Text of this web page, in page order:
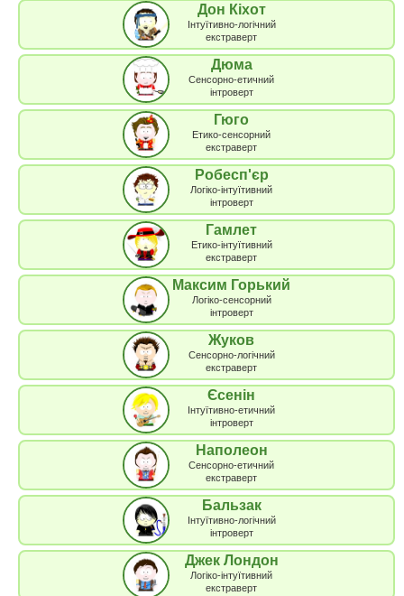
Дон Кіхот
Інтуїтивно-логічний
екстраверт
Дюма
Сенсорно-етичний
інтроверт
Гюго
Етико-сенсорний
екстраверт
Робесп'єр
Логіко-інтуїтивний
інтроверт
Гамлет
Етико-інтуїтивний
екстраверт
Максим Горький
Логіко-сенсорний
інтроверт
Жуков
Сенсорно-логічний
екстраверт
Єсенін
Інтуїтивно-етичний
інтроверт
Наполеон
Сенсорно-етичний
екстраверт
Бальзак
Інтуїтивно-логічний
інтроверт
Джек Лондон
Логіко-інтуїтивний
екстраверт